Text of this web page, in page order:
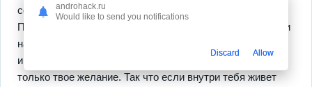
создавать — а это ли не настоящее вдохновение?
Погрузись в мета-прогрессию, исследуй новые сезоны и
наслаждайся кроссплатформенной игрой — хочешь
играть в онлайн, хочешь — в офлайн. Здесь важно
только твое желание. Так что если внутри тебя живет
androhack.ru
Would like to send you notifications
Discard Allow